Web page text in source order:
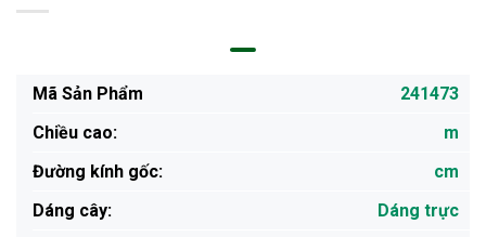
Mã Sản Phẩm
241473
Chiều cao:
m
Đường kính gốc:
cm
Dáng cây:
Dáng trực